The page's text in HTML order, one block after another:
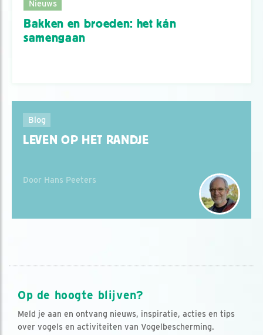
Nieuws
Bakken en broeden: het kán
samengaan
Blog
LEVEN OP HET RANDJE
Door Hans Peeters
Op de hoogte blijven?
Meld je aan en ontvang nieuws, inspiratie, acties en tips
over vogels en activiteiten van Vogelbescherming.